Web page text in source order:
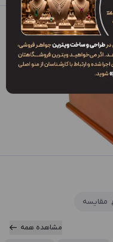
مقایسه
مشاهده همه